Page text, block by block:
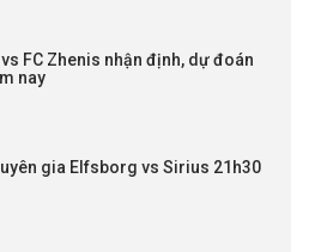
FC Zhenis nhận định, dự đoán
nay
gia Elfsborg vs Sirius 21h30